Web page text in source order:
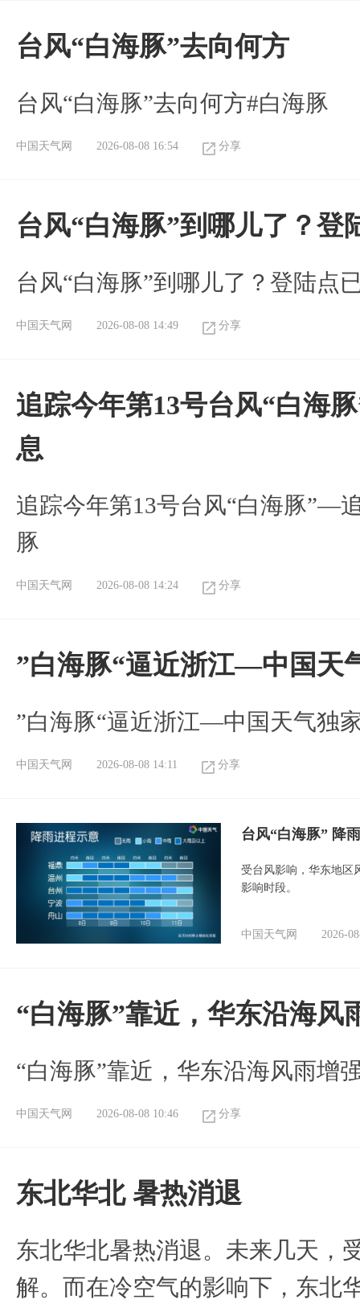
台风“白海豚”去向何方
台风“白海豚”去向何方#白海豚
中国天气网 2026-08-08 16:54 分享
台风“白海豚”到哪儿了？登
台风“白海豚”到哪儿了？登陆点
中国天气网 2026-08-08 14:49 分享
追踪今年第13号台风“白海
息
追踪今年第13号台风“白海豚”—
豚
中国天气网 2026-08-08 14:24 分享
”白海豚“逼近浙江—中国天
​”白海豚“逼近浙江—中国天气独
中国天气网 2026-08-08 14:11 分享
台风“白海豚” 降
受台风影响，华东地区
影响时段。
中国天气网 2026-
“白海豚”靠近，华东沿海风
“白海豚”靠近，华东沿海风雨增
中国天气网 2026-08-08 10:46 分享
​东北华北 暑热消退
东北华北暑热消退。未来几天，
解。而在冷空气的影响下，东北